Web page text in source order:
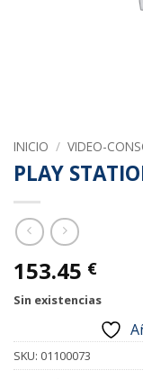
INICIO / VIDEO-
PLAY
153.45 €
Sin existencias
SKU: 01100073